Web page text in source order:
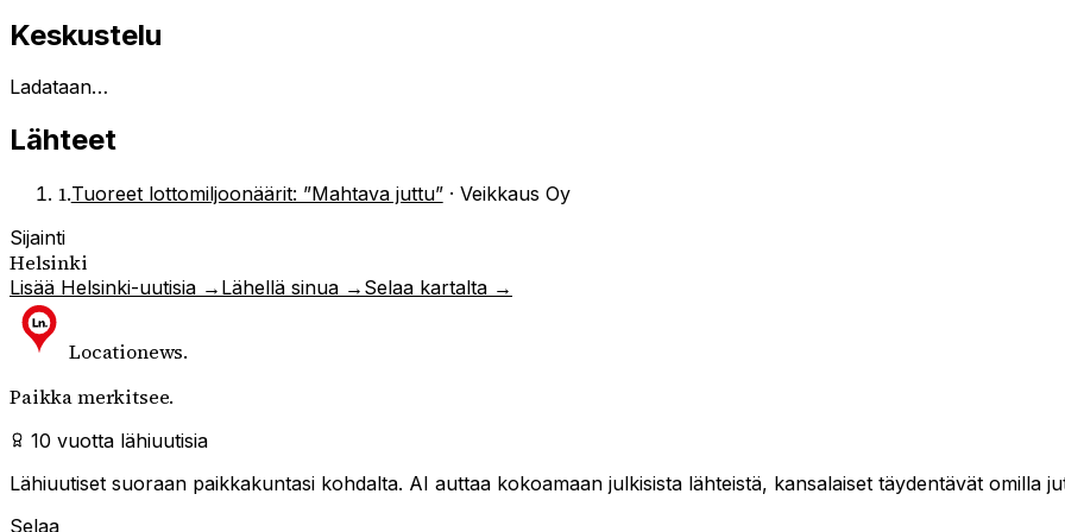
Keskustelu
Ladataan…
Lähteet
1.Tuoreet lottomiljoonäärit: ”Mahtava juttu”· Veikkaus Oy
Sijainti
Helsinki
Lisää Helsinki-uutisia → Lähellä sinua → Selaa kartalta →
Locationews.
Paikka merkitsee.
10 vuotta lähiuutisia
Lähiuutiset suoraan paikkakuntasi kohdalta. AI auttaa kokoamaan julkisista lähteistä, kansalaiset täydentävät omilla
Selaa